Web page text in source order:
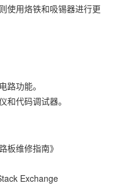
使用烙铁和吸锡器进行更
路功能。
和代码调试器。
板维修指南》
Exchange